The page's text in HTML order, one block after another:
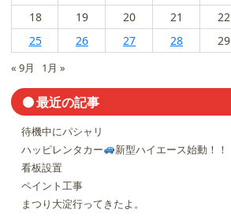
18
19 20 21 22
25
26 27 28 29
« 9月 1月 »
最近の記事
待機中にパシャリ
ハッピレンタカー
新型ハイエース始動！！
看板設置
ペイント工事
まつり大淀行ってきたよ。